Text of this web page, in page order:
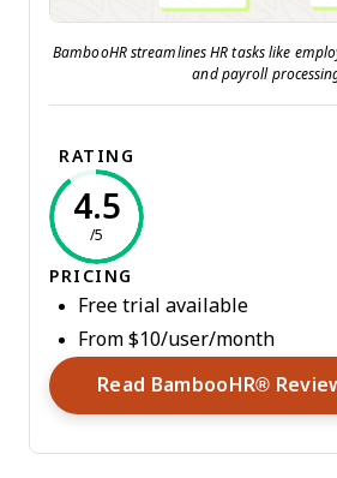
BambooHR streamlines HR tasks like
and payroll
RATING
4.5
/5
PRICING
Free trial available
From $10/user/month
Read BambooHR®